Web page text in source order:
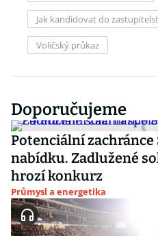
Jak kandidovat do
Voličský průkaz
Doporučujeme
Potenciální
nabídku. Zadlužené
hrozí konkurz
Průmysl a energetika